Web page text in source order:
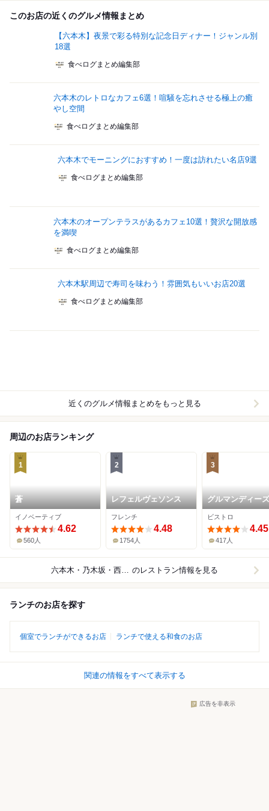
このお店の近くのグルメ情報まとめ
【六本木】夜景で彩る特別な記念日ディナー！ジャンル別
18選
食べログまとめ編集部
六本木のレトロなカフェ6選！喧騒を忘れさせる極上の癒
やし空間
食べログまとめ編集部
六本木でモーニングにおすすめ！一度は訪れたい名店9選
食べログまとめ編集部
六本木のオープンテラスがあるカフェ10選！贅沢な開放感
を満喫
食べログまとめ編集部
六本木駅周辺で寿司を味わう！雰囲気もいいお店20選
食べログまとめ編集部
近くのグルメ情報まとめをもっと見る
周辺のお店ランキング
1
蒼
イノベーティブ
4.62
560人
2
レフェルヴェソンス
フレンチ
4.48
1754人
3
グルマンディーズ
ビストロ
4.45
417人
六本木・乃木坂・西麻布 のレストラン情報を見る
ランチのお店を探す
個室でランチができるお店 ランチで使える和食のお店
関連の情報をすべて表示する
広告を非表示